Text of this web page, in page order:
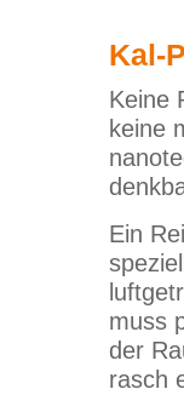
Kal-
Keine
keine
Ein
muss
der
rasch